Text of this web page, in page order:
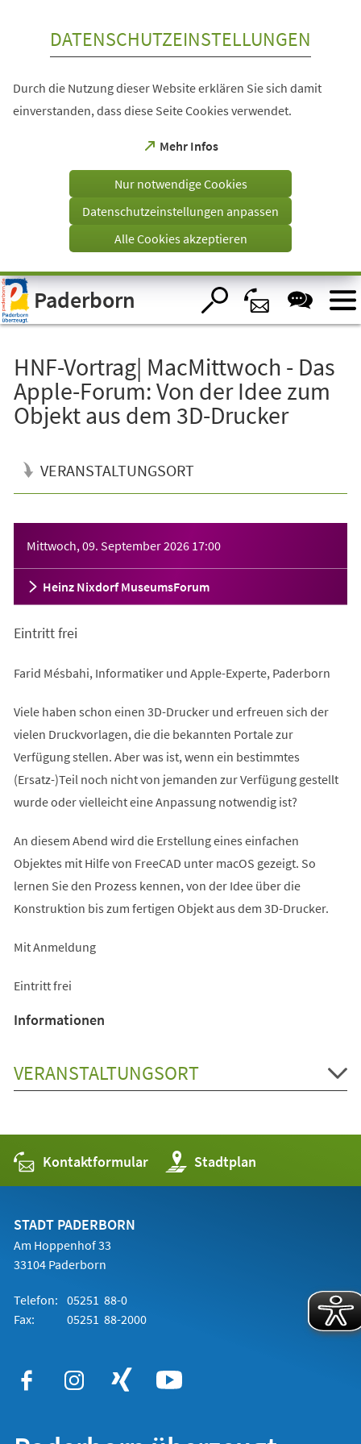
Visuelle
Assistenzsoftware
öffnen.
DATENSCHUTZEINSTELLUNGEN
Durch die Nutzung dieser Website erklären Sie sich damit
einverstanden, dass diese Seite Cookies verwendet.
Mehr Infos
(Öffnet
einem
Tab)
Nur notwendige Cookies
Datenschutzeinstellungen anpassen
Alle Cookies akzeptieren
Paderborn
HNF-Vortrag| MacMittwoch - Das
Apple-Forum: Von der Idee zum
Objekt aus dem 3D-Drucker
VERANSTALTUNGSORT
Mittwoch, 09. September 2026 17:00
Heinz Nixdorf MuseumsForum
Eintritt frei
Farid Mésbahi, Informatiker und Apple-Experte, Paderborn
Viele haben schon einen 3D-Drucker und erfreuen sich der
vielen Druckvorlagen, die die bekannten Portale zur
Verfügung stellen. Aber was ist, wenn ein bestimmtes
(Ersatz-)Teil noch nicht von jemanden zur Verfügung gestellt
wurde oder vielleicht eine Anpassung notwendig ist?
An diesem Abend wird die Erstellung eines einfachen
Objektes mit Hilfe von FreeCAD unter macOS gezeigt. So
lernen Sie den Prozess kennen, von der Idee über die
Konstruktion bis zum fertigen Objekt aus dem 3D-Drucker.
Mit Anmeldung
Eintritt frei
Informationen
VERANSTALTUNGSORT
Kontaktformular Stadtplan
(Öffnet
in
einem
STADT PADERBORN
Am Hoppenhof 33
33104 Paderborn
Telefon: 05251 88-0
Fax:
05251 88-2000